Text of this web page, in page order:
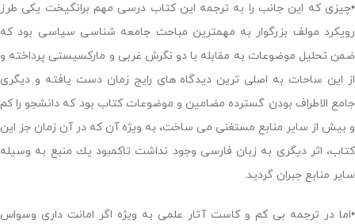
•چیزی كه اين جانب را به ترجمه اين كتاب درسی مهم برانگیخت يكی طرز
رويكرد مولف بزرگوار به مهمترين مباحث جامعه شناسی سیاسی بود كه
ضمن تحليل موضوعات به مقابله با دو نگرش غربی و ماركسيستی پرداخته و
از اين ساحات به اصلی ترين ديدگاہ های رايج زمان دست يافته و ديگری
جامع الاطراف بودن گسترده مضامين و موضوعات كتاب بود كه دانشجو را كم
و بيش از ساير منابع مستغنی می ساخت، به ويژہ آن كه در آن زمان جز اين
كتاب، اثر ديگری به زبان فارسی وجود نداشت تاكمبود يك منبع به وسيله
ساير منابع جبران گرديد.
•اما در ترجمه بی کم و كاست آثار علمی به ويژہ اگر امانت داری وسواس